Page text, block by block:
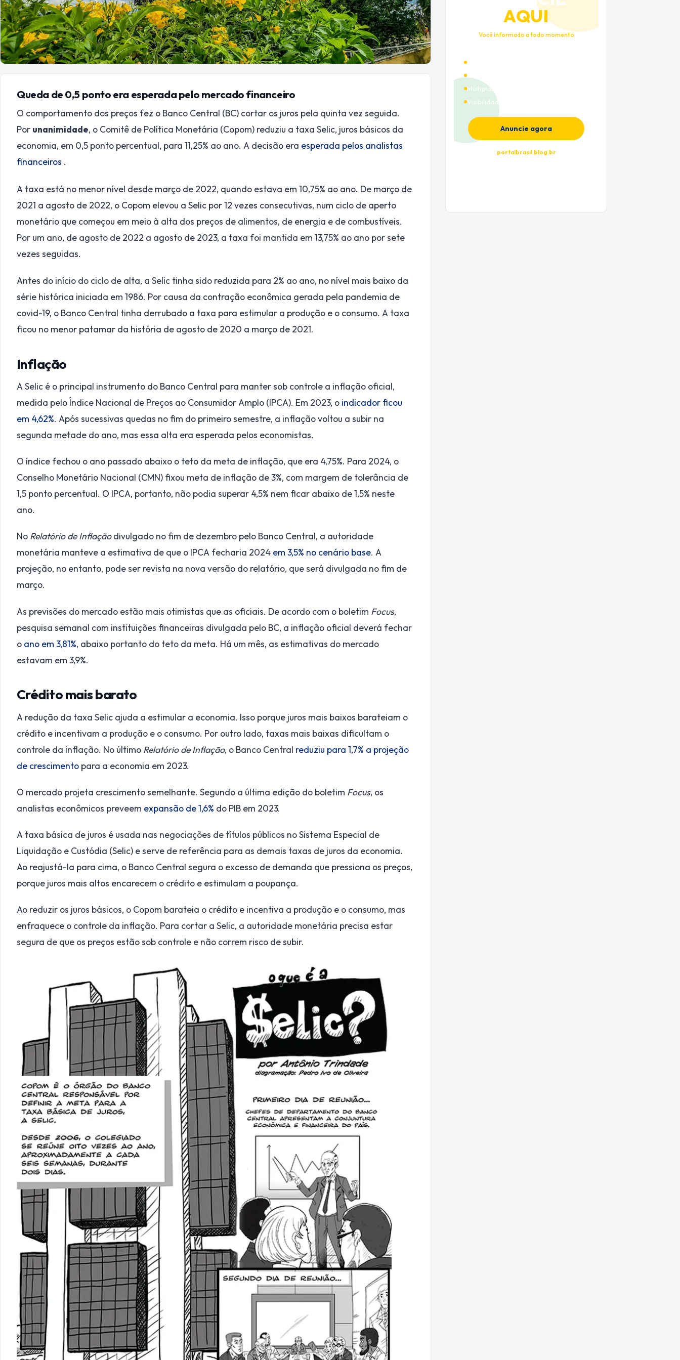
Queda de 0,5 ponto era esperada pelo mercado financeiro
O comportamento dos preços fez o Banco Central (BC) cortar os juros pela quinta vez seguida.
Por unanimidade, o Comitê de Política Monetária (Copom) reduziu a taxa Selic, juros básicos da
economia, em 0,5 ponto percentual, para 11,25% ao ano. A decisão era esperada pelos analistas
financeiros .
A taxa está no menor nível desde março de 2022, quando estava em 10,75% ao ano. De março de
2021 a agosto de 2022, o Copom elevou a Selic por 12 vezes consecutivas, num ciclo de aperto
monetário que começou em meio à alta dos preços de alimentos, de energia e de combustíveis.
Por um ano, de agosto de 2022 a agosto de 2023, a taxa foi mantida em 13,75% ao ano por sete
vezes seguidas.
Antes do início do ciclo de alta, a Selic tinha sido reduzida para 2% ao ano, no nível mais baixo da
série histórica iniciada em 1986. Por causa da contração econômica gerada pela pandemia de
covid-19, o Banco Central tinha derrubado a taxa para estimular a produção e o consumo. A taxa
ficou no menor patamar da história de agosto de 2020 a março de 2021.
Inflação
A Selic é o principal instrumento do Banco Central para manter sob controle a inflação oficial,
medida pelo Índice Nacional de Preços ao Consumidor Amplo (IPCA). Em 2023, o indicador ficou
em 4,62%. Após sucessivas quedas no fim do primeiro semestre, a inflação voltou a subir na
segunda metade do ano, mas essa alta era esperada pelos economistas.
O índice fechou o ano passado abaixo o teto da meta de inflação, que era 4,75%. Para 2024, o
Conselho Monetário Nacional (CMN) fixou meta de inflação de 3%, com margem de tolerância de
1,5 ponto percentual. O IPCA, portanto, não podia superar 4,5% nem ficar abaixo de 1,5% neste
ano.
No Relatório de Inflaçãodivulgado no fim de dezembro pelo Banco Central, a autoridade
monetária manteve a estimativa de que o IPCA fecharia 2024 em 3,5% no cenário base. A
projeção, no entanto, pode ser revista na nova versão do relatório, que será divulgada no fim de
março.
As previsões do mercado estão mais otimistas que as oficiais. De acordo com o boletim Focus,
pesquisa semanal com instituições financeiras divulgada pelo BC, a inflação oficial deverá fechar
o ano em 3,81%, abaixo portanto do teto da meta. Há um mês, as estimativas do mercado
estavam em 3,9%.
Crédito mais barato
A redução da taxa Selic ajuda a estimular a economia. Isso porque juros mais baixos barateiam o
crédito e incentivam a produção e o consumo. Por outro lado, taxas mais baixas dificultam o
controle da inflação. No último Relatório de Inflação, o Banco Central reduziu para 1,7% a projeção
de crescimento para a economia em 2023.
O mercado projeta crescimento semelhante. Segundo a última edição do boletim Focus, os
analistas econômicos preveem expansão de 1,6% do PIB em 2023.
A taxa básica de juros é usada nas negociações de títulos públicos no Sistema Especial de
Liquidação e Custódia (Selic) e serve de referência para as demais taxas de juros da economia.
Ao reajustá-la para cima, o Banco Central segura o excesso de demanda que pressiona os preços,
porque juros mais altos encarecem o crédito e estimulam a poupança.
Ao reduzir os juros básicos, o Copom barateia o crédito e incentiva a produção e o consumo, mas
enfraquece o controle da inflação. Para cortar a Selic, a autoridade monetária precisa estar
segura de que os preços estão sob controle e não correm risco de subir.
AQUI
Você informado a todo momento
Cobertura nacional
Múltiplas categorias
Visibilidade premium
Anuncie agora
portalbrasil.blog.br